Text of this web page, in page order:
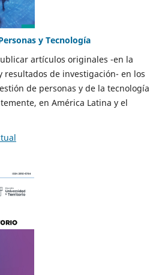
y Tecnología
artículos originales -en la
resultados de investigación- en los
de personas y de la tecnología
en América Latina y el